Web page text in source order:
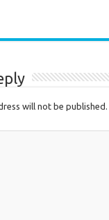
will not be published.